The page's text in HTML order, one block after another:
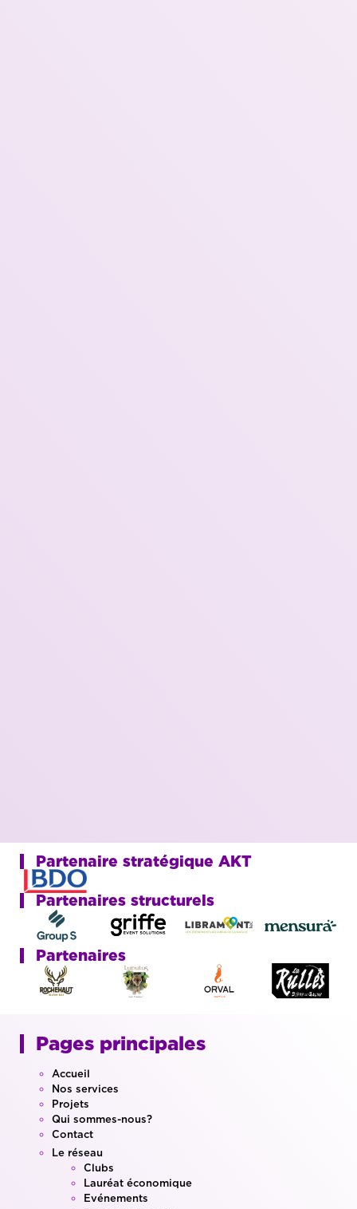
Partenaire stratégique AKT
Partenaires structurels
Partenaires
Pages principales
Accueil
Nos services
Projets
Qui sommes-nous?
Contact
Le réseau
Clubs
Lauréat économique
Evénements